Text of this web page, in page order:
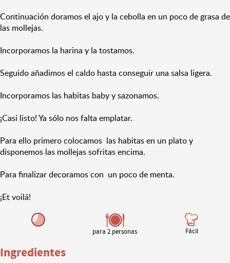
Continuación doramos el ajo y la cebolla en un poco de grasa de
las mollejas.
Incorporamos la harina y la tostamos.
Seguido añadimos el caldo hasta conseguir una salsa ligera.
Incorporamos las habitas baby y sazonamos.
¡Casi listo! Ya sólo nos falta emplatar.
Para ello primero colocamos las habitas en un plato y
disponemos las mollejas sofritas encima.
Para finalizar decoramos con un poco de menta.
¡Et voilá!
para 2 personas Fácil
Ingredientes